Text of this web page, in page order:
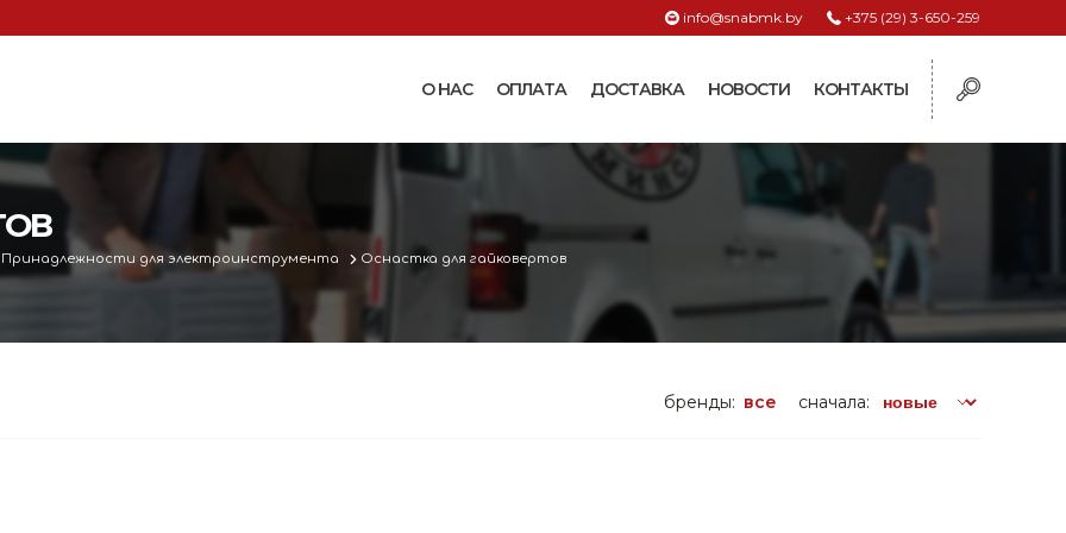
+375 (29) 3-650-259
info@snabmk.by
О НАС ОПЛАТА ДОСТАВКА НОВОСТИ КОНТАКТЫ
аппаратов
Машинки и ножницы для
Термошкафы
Поилки и кормушки
Комплектующие для систем
Бункерные кормушки и
Принадлежности для электроинструмента Оснастка для гайковертов
сначала:
бренды: все